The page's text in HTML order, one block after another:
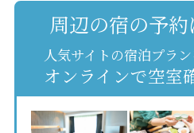
周辺の宿の予
人気サイトの宿泊プラ
オンラインで空室